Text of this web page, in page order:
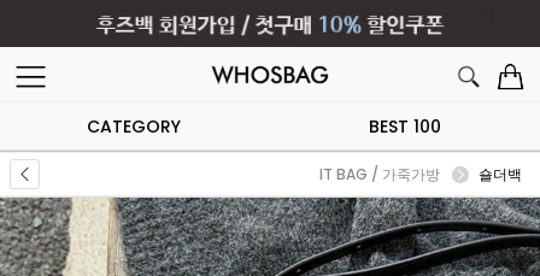
CATEGORY BEST 100
IT BAG / 가죽가방 숄더백